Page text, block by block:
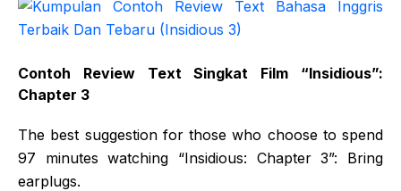
Contoh Review Text Singkat Film “Insidious”:
Chapter 3
The best suggestion for those who choose to spend
97 minutes watching “Insidious: Chapter 3”: Bring
earplugs.